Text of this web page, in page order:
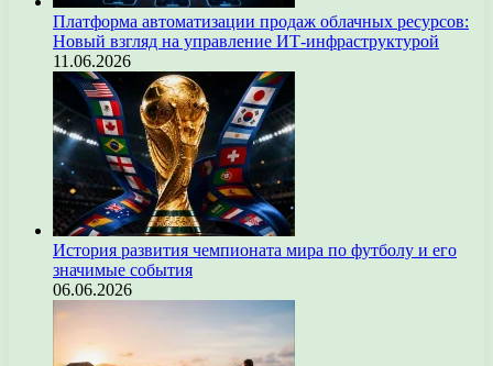
Платформа автоматизации продаж облачных ресурсов:
Новый взгляд на управление ИТ-инфраструктурой
11.06.2026
История развития чемпионата мира по футболу и его
значимые события
06.06.2026